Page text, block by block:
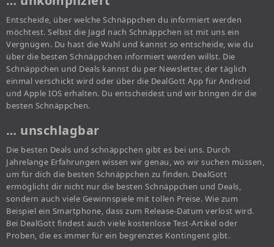
Entscheide, über welche Schnäppchen du informiert werden
möchtest. Selbst die Jagd nach Schnäppchen ist mit uns ein
Vergnügen. Du hast die Wahl und kannst so entscheide, wie du
über die besten Schnäppchen informiert werden willst. Die
Schnäppchen und Deals kannst du per Newsletter, der täglich
einmal verschickt wird oder über die DealGott App für Android
und Apple IOS erhalten. Du entscheidest und wir bringen dir die
besten Schnäppchen.
… unschlagbar
Die besten Deals und schnäppchen gibt es bei uns. Durch
Jahrelange Erfahrungen wissen wir genau, wo wir suchen müssen,
um für dich die besten Schnäppchen zu finden. DealGott
ermöglicht dir nicht nur die besten Schnäppchen und Deals,
sondern auch viele Gewinnspiele mit tollen Preise. Wie zum
Beispiel ein Smartphone, dass zum Release-Datum verlost wird.
Bei DealGott findest auch viele kostenlose Test-Artikel oder
Proben, die es immer für ein begrenztes Kontingent gibt.